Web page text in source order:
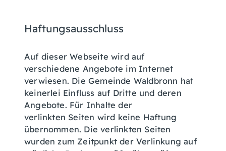
Haftungsausschluss
Auf dieser Webseite wird auf
verschiedene Angebote im Internet
verwiesen. Die Gemeinde Waldbronn hat
keinerlei Einfluss auf Dritte und deren
Angebote. Für Inhalte der
verlinkten Seiten wird keine Haftung
übernommen. Die verlinkten Seiten
wurden zum Zeitpunkt der Verlinkung auf